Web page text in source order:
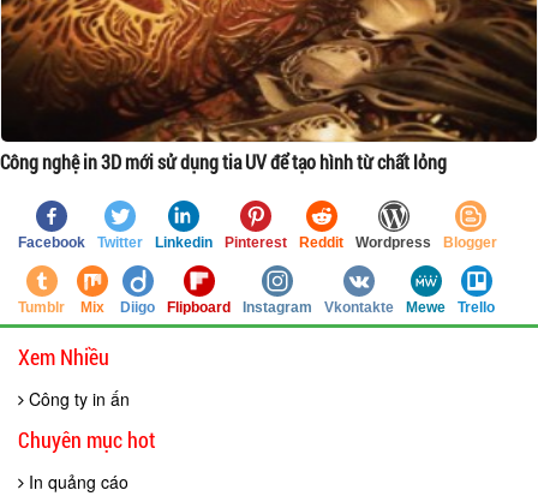
Công nghệ in 3D mới sử dụng tia UV để tạo hình từ chất lỏng
Facebook Twitter Linkedin Pinterest Reddit Wordpress Blogger
Tumblr Mix Diigo Flipboard Instagram Vkontakte Mewe Trello
Xem Nhiều
Công ty in ấn
Chuyên mục hot
In quảng cáo